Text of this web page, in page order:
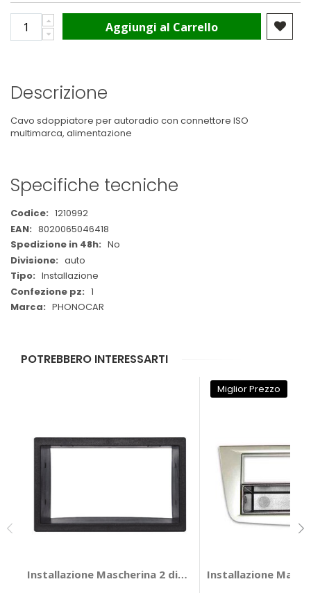
Aggiungi al Carrello
Descrizione
Cavo sdoppiatore per autoradio con connettore ISO
multimarca, alimentazione
Specifiche tecniche
Maggiori
Informazioni
1210992
8020065046418
No
auto
Installazione
1
PHONOCAR
POTREBBERO INTERESSARTI
Installazione Mascherina 2 din - PHONOCAR Seat
Miglior Prezzo
Installazione